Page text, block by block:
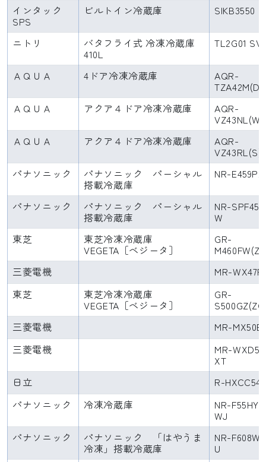
インタック
SPS
ビルトイン冷蔵庫 SIKB3550
ニトリ バタフライ式 冷凍冷蔵庫
410L
TL2G01 SV
ＡＱＵＡ 4ドア冷凍冷蔵庫 AQR-
ＡＱＵＡ
アクア４ドア冷凍冷蔵庫 AQR-
VZ43NL(W)
ＡＱＵＡ
アクア４ドア冷凍冷蔵庫 AQR-
VZ43RL(S)
パナソニック
パナソニック パーシャル
搭載冷蔵庫
NR-
パナソニック パナソニック パーシャル
搭載冷蔵庫
NR-
W
東芝
東芝冷凍冷蔵庫
VEGETA［ベジータ］
GR-
三菱電機
MR-
東芝
東芝冷凍冷蔵庫
VEGETA［ベジータ］
GR-
三菱電機
MR-
三菱電機
MR-
XT
日立
R-
パナソニック
冷凍冷蔵庫 NR-
WJ
パナソニック
パナソニック 「はやうま
冷凍」搭載冷蔵庫
NR-
U